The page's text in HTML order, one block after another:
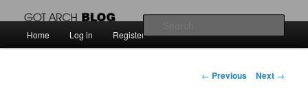
Skip
Home Log in Register
Post
← Previous Next →